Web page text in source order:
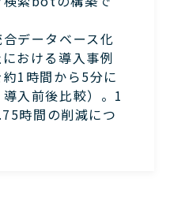
データベース化
おける導入事例
1時間から5分に
入前後比較）。1
時間の削減につ